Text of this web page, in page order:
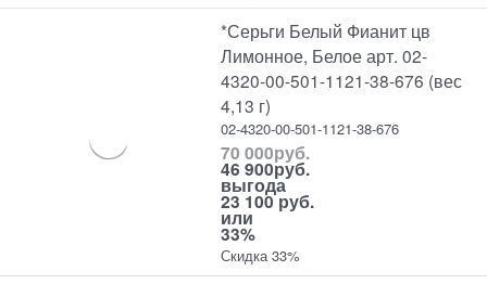
*Серьги Белый Фианит цв
Лимонное, Белое арт. 02-
4320-00-501-1121-38-676 (вес
4,13 г)
02-4320-00-501-1121-38-676
70 000руб.
46 900руб.
выгода
23 100 руб.
или
33%
Скидка 33%